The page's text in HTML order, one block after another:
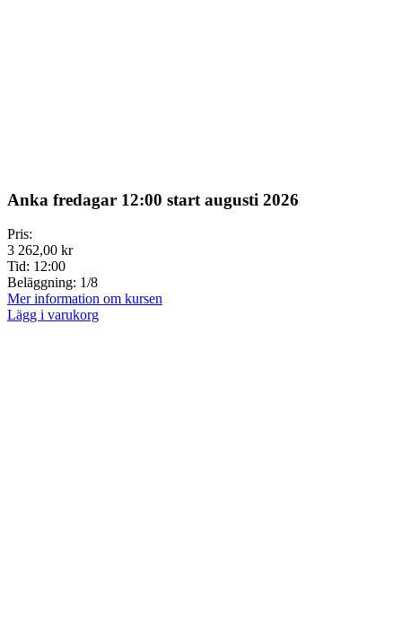
Anka fredagar 12:00 start augusti 2026
Pris:
3 262,00 kr
Tid: 12:00
Beläggning: 1/8
Mer information om kursen
Lägg i varukorg